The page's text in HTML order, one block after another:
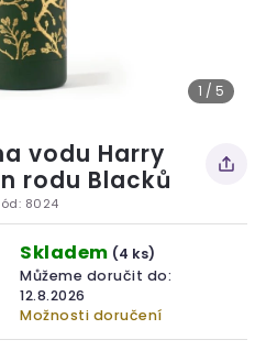
1 / 5
vodu Harry
rodu Blacků
8024
Skladem (4 ks)
Můžeme doručit do:
12.8.2026
Možnosti doručení